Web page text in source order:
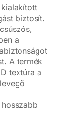
biztosít.
a
A termék
textúra a